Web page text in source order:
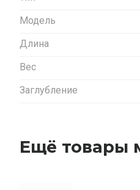
Модель
Длина
Вес
Заглубление
Ещё товары